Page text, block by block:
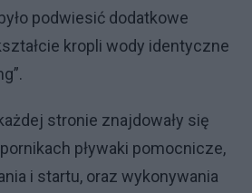
podwiesić dodatkowe
kropli wody identyczne
stronie znajdowały się
pływaki pomocnicze,
i startu, oraz wykonywania